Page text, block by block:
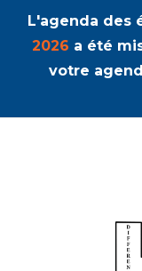
L'agenda des
2026 a été
votre